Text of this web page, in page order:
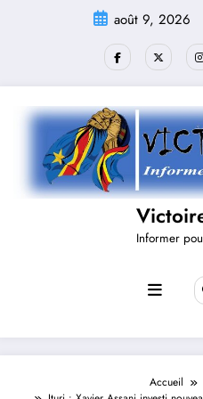
août 9, 2026
Informer
Accueil